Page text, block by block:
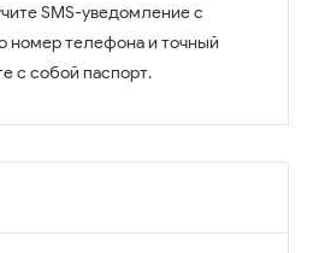
SMS-уведомление с
номер телефона и точный
с собой паспорт.